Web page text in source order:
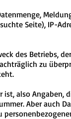
Seite), IP-
des Betriebs,
zu
also Angaben,
Aber auch